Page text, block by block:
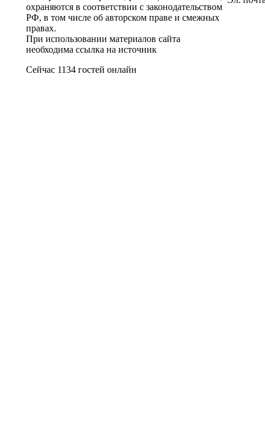
охраняются в соответствии с законодательством
РФ, в том числе об авторском праве и смежных
правах.
При использовании материалов сайта
необходима ссылка на источник
Сейчас 1134 гостей онлайн